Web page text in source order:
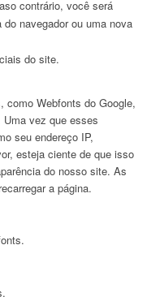
contrário, você será
navegador ou uma nova
do site.
como Webfonts do Google,
vez que esses
seu endereço IP,
esteja ciente de que isso
do nosso site. As
a página.